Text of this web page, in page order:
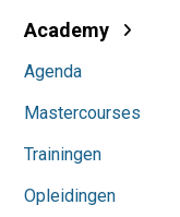
Academy
Agenda
Mastercourses
Trainingen
Opleidingen